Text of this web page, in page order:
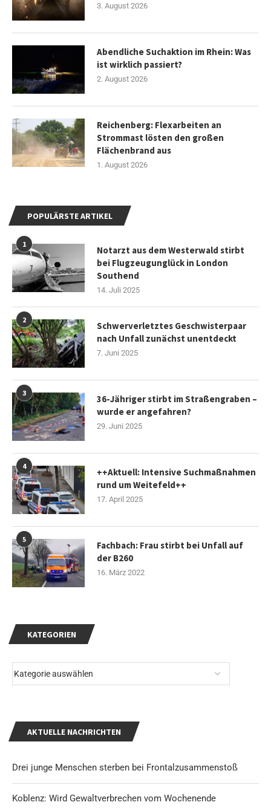
KATEGORIEN
AKTUELLE NACHRICHTEN
Drei junge Menschen sterben bei Frontalzusammenstoß
Koblenz: Wird Gewaltverbrechen vom Wochenende
3. August 2026
Abendliche Suchaktion im Rhein: Was
ist wirklich passiert?
2. August 2026
Reichenberg: Flexarbeiten an
Strommast lösten den großen
Flächenbrand aus
1. August 2026
POPULÄRSTE ARTIKEL
1
Notarzt aus dem Westerwald stirbt
bei Flugzeugunglück in London
Southend
14. Juli 2025
2
Schwerverletztes Geschwisterpaar
nach Unfall zunächst unentdeckt
7. Juni 2025
3
36-Jähriger stirbt im Straßengraben –
wurde er angefahren?
29. Juni 2025
4
++Aktuell: Intensive Suchmaßnahmen
rund um Weitefeld++
17. April 2025
5
Fachbach: Frau stirbt bei Unfall auf
der B260
16. März 2022